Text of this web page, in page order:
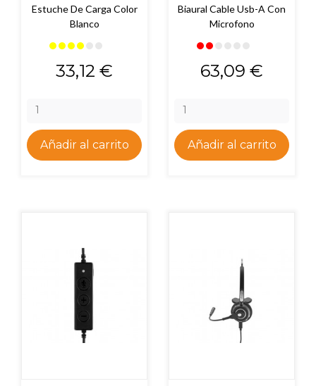
Estuche De Carga Color
Blanco
Precio
33,12 €
Añadir al carrito
Biaural Cable Usb-A Con
Microfono
Precio
63,09 €
Añadir al carrito